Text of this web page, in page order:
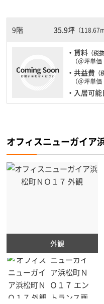
たしておりますので、地震対
す。土日・祝日も利用可能に
9階 35.9坪 （
・賃料 （税抜
（＠坪単
・共益費 （
（＠坪単
・入居可
オフィスニューガイア
外観